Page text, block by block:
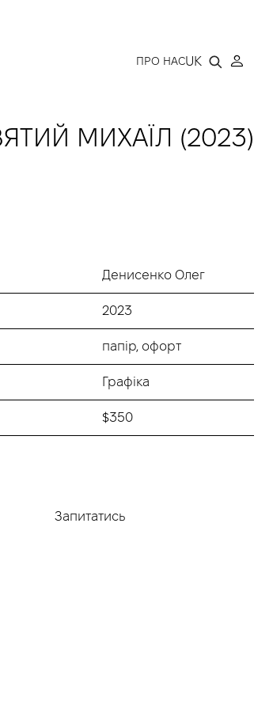
ПРО НАСUK
МИХАЇЛ (2023)
Денисенко Олег
2023
папір, офорт
Графіка
$350
Запитатись